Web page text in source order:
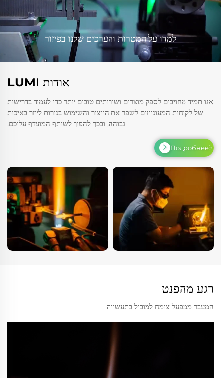
למדו על המטרות והערכים שלנו בפיזור
אודות LUMI
אנו תמיד מחויבים לספק מוצרים ושירותים טובים יותר כדי לעמוד בדרישות
של לקוחות המעוניינים לשפר את הייצור והשימוש בנורות לייזר באיכות
גבוהה, ובכך להפוך לשותף המועדף עליכם.
לПодробнее
רגע מהפנט
המעבר ממפעל צומח למוביל בתעשייה